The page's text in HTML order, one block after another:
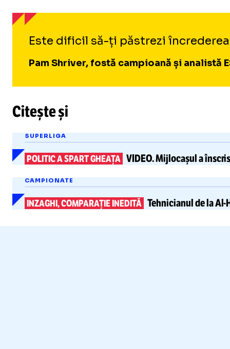
Este dificil să-ți păstrezi
Pam Shriver, fostă campioană și analistă
Citește și
SUPERLIGA
POLITIC A SPART GHEAȚA VIDEO.Mijlocașul a
CAMPIONATE
INZAGHI, COMPARAȚIE INEDITĂ Tehnicianul de laAl-